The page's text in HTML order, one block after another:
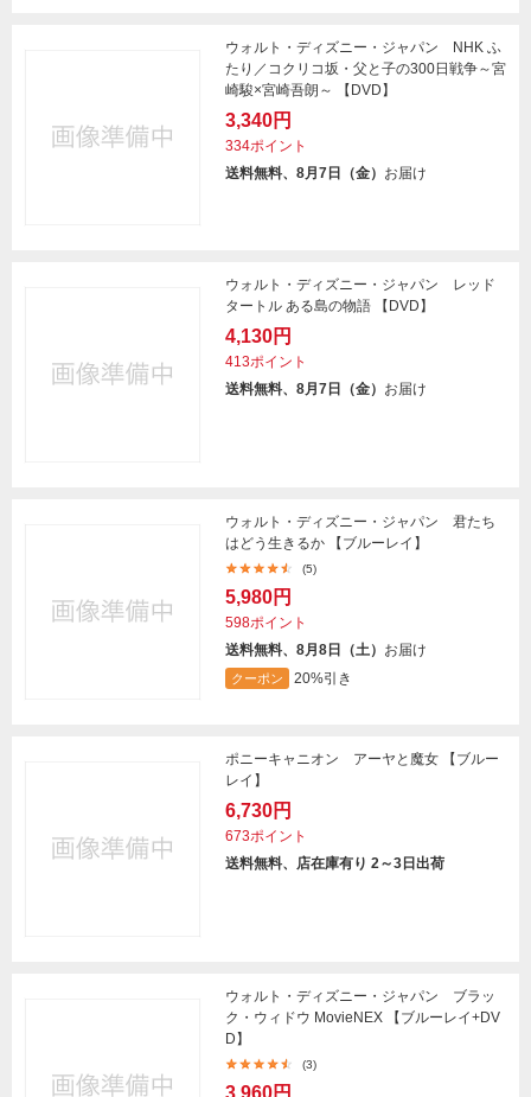
ウォルト・ディズニー・ジャパン NHK ふ
たり／コクリコ坂・父と子の300日戦争～宮
崎駿×宮崎吾朗～ 【DVD】
3,340円
334ポイント
送料無料、8月7日（金） お届け
ウォルト・ディズニー・ジャパン レッド
タートル ある島の物語 【DVD】
4,130円
413ポイント
送料無料、8月7日（金） お届け
ウォルト・ディズニー・ジャパン 君たち
はどう生きるか 【ブルーレイ】
(5)
5,980円
598ポイント
送料無料、8月8日（土） お届け
クーポン 20%引き
ポニーキャニオン アーヤと魔女 【ブルー
レイ】
6,730円
673ポイント
送料無料、店在庫有り 2～3日出荷
ウォルト・ディズニー・ジャパン ブラッ
ク・ウィドウ MovieNEX 【ブルーレイ+DV
D】
(3)
3,960円